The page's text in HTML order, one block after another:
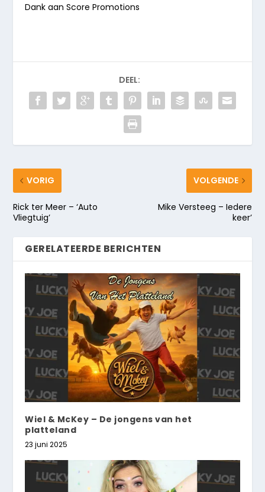
Dank aan Score Promotions
DEEL:
VORIG
Rick ter Meer – ‘Auto
Vliegtuig’
VOLGENDE
Mike Versteeg – Iedere
keer’
GERELATEERDE BERICHTEN
Wiel & McKey – De jongens van het
platteland
23 juni 2025